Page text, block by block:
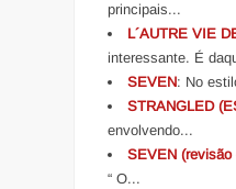
principais...
L´AUTRE VIE
interessante. É
SEVEN: No
STRANGLED
envolvendo...
SEVEN (revisão
“ O...